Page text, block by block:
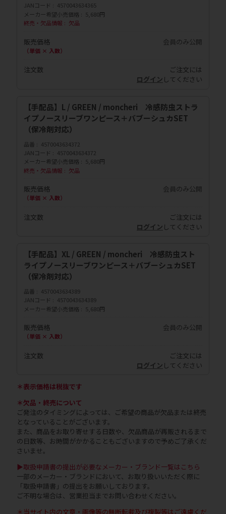
JANコード
4570043634365
メーカー希望小売価格
5,680円
終売・欠品情報
欠品
販売価格
（単価 × 入数）
会員のみ公開
注文数
ご注文には
ログイン してください
【手配品】L / GREEN / moncheri 冷感防虫ストラ
イプノースリーブワンピース＋バブーシュカSET
（保冷剤対応）
品番
4570043634372
JANコード
4570043634372
メーカー希望小売価格
5,680円
終売・欠品情報
欠品
販売価格
（単価 × 入数）
会員のみ公開
注文数
ご注文には
ログイン してください
【手配品】XL / GREEN / moncheri 冷感防虫スト
ライプノースリーブワンピース＋バブーシュカSET
（保冷剤対応）
品番
4570043634389
JANコード
4570043634389
メーカー希望小売価格
5,680円
販売価格
（単価 × 入数）
会員のみ公開
注文数
ご注文には
ログイン してください
＊表示価格は税抜です
＊欠品・終売について
ご発注のタイミングによっては、ご希望の商品が欠品または終売
となっていることがございます。
また、商品をお取り寄せする日数や、欠品商品が再販されるまで
の日数等、お時間がかかることもございますので予めご了承くだ
さいませ。
▶取扱申請書の提出が必要なメーカー・ブランド一覧はこちら
一部のメーカー・ブランドにおいて、お取り扱いいただく際に
「取扱申請書」の提出をお願いしております。
ご不明な場合は、営業担当までお問い合わせください。
＊当サイト内の文章・画像等の無断転載及び複製等はご遠慮くだ